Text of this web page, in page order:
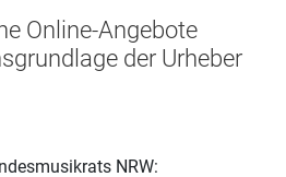
Online-Angebote
der Urheber
NRW: